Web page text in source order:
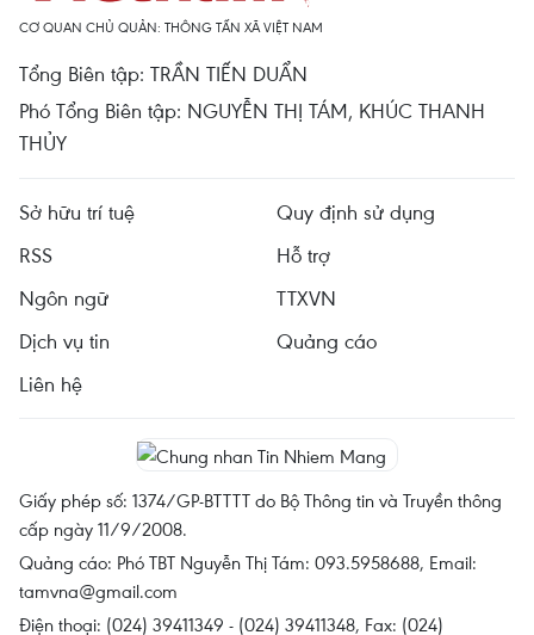
CƠ QUAN CHỦ QUẢN: THÔNG TẤN XÃ VIỆT NAM
Tổng Biên tập: TRẦN TIẾN DUẨN
Phó Tổng Biên tập: NGUYỄN THỊ TÁM, KHÚC THANH
THỦY
Sở hữu trí tuệ
Quy định sử dụng
RSS
Hỗ trợ
Ngôn ngữ
TTXVN
Dịch vụ tin
Quảng cáo
Liên hệ
Giấy phép số: 1374/GP-BTTTT do Bộ Thông tin và Truyền thông
cấp ngày 11/9/2008.
Quảng cáo: Phó TBT Nguyễn Thị Tám: 093.5958688, Email:
tamvna@gmail.com
Điện thoại: (024) 39411349 - (024) 39411348, Fax: (024)